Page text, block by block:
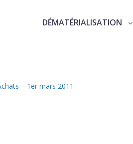
DÉMATÉRIALISATION
à valeur
– 1er mars 2011